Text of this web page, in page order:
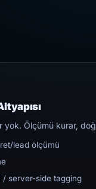
Ölçümü kurar,
lead ölçümü
/ server-side tagging